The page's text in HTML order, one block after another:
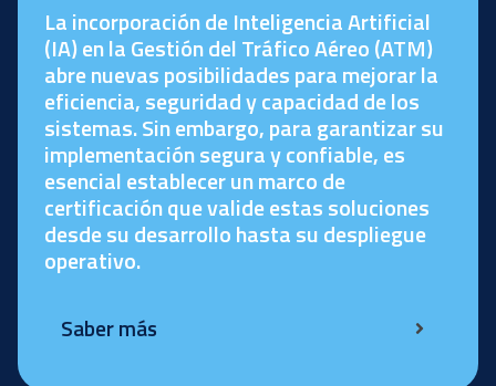
La incorporación de Inteligencia Artificial
(IA) en la Gestión del Tráfico Aéreo (ATM)
abre nuevas posibilidades para mejorar la
eficiencia, seguridad y capacidad de los
sistemas. Sin embargo, para garantizar su
implementación segura y confiable, es
esencial establecer un marco de
certificación que valide estas soluciones
desde su desarrollo hasta su despliegue
operativo.
Saber más